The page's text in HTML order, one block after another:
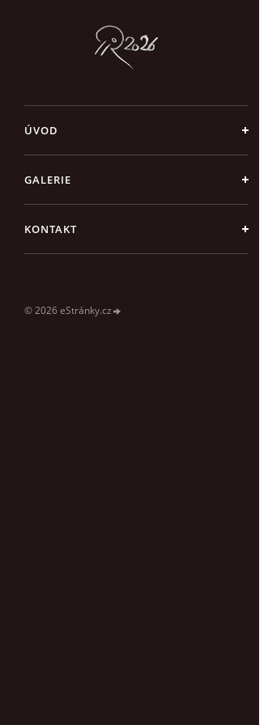
ÚVOD
GALERIE
KONTAKT
© 2026 eStránky.cz